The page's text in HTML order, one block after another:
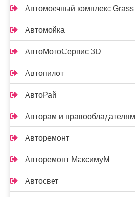
Автомоечный комплекс Grass
Автомойка
АвтоМотоСервис 3D
Автопилот
АвтоРай
Авторам и правообладателям
Авторемонт
Авторемонт МаксимуМ
Автосвет